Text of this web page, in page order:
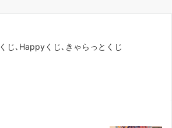
じ､Happyくじ､きゃらっとくじ